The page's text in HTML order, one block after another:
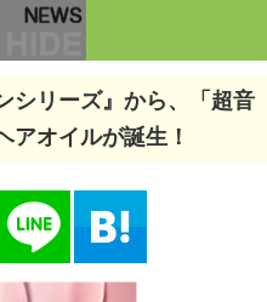
シリーズ』から、「超音
アオイルが誕生！